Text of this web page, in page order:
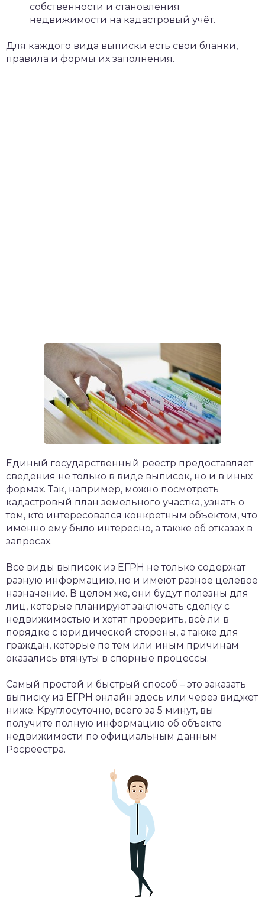
собственности и становления
недвижимости на кадастровый учёт.
Для каждого вида выписки есть свои бланки,
правила и формы их заполнения.
Единый государственный реестр предоставляет
сведения не только в виде выписок, но и в иных
формах. Так, например, можно посмотреть
кадастровый план земельного участка, узнать о
том, кто интересовался конкретным объектом, что
именно ему было интересно, а также об отказах в
запросах.
Все виды выписок из ЕГРН не только содержат
разную информацию, но и имеют разное целевое
назначение. В целом же, они будут полезны для
лиц, которые планируют заключать сделку с
недвижимостью и хотят проверить, всё ли в
порядке с юридической стороны, а также для
граждан, которые по тем или иным причинам
оказались втянуты в спорные процессы.
Самый простой и быстрый способ – это заказать
выписку из ЕГРН онлайн здесь или через виджет
ниже. Круглосуточно, всего за 5 минут, вы
получите полную информацию об объекте
недвижимости по официальным данным
Росреестра.